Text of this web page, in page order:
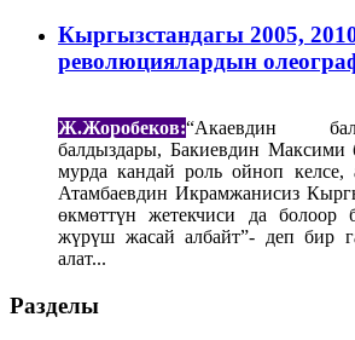
Кыргызстандагы 2005,
революциялардын
Ж.Жоробеков:“Акаевдин
балдыздары, Бакиевдин Максими
мурда кандай роль ойноп келсе,
Атамбаевдин Икрамжанисиз
өкмөттүн жетекчиси да болоор
жүрүш жасай албайт”- деп бир
алат...
Разделы